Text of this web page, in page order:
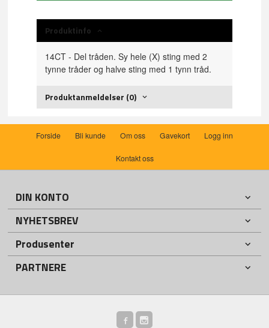
Produktinfo
14CT - Del tråden. Sy hele (X) sting med 2
tynne tråder og halve sting med 1 tynn tråd.
Produktanmeldelser (0)
Forside Bli kunde Om oss Gavekort Logg inn
Kontakt oss
DIN KONTO
NYHETSBREV
Produsenter
PARTNERE